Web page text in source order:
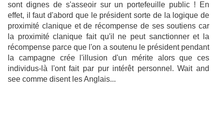
sont dignes de s'asseoir sur un portefeuille public ! En
effet, il faut d'abord que le président sorte de la logique de
proximité clanique et de récompense de ses soutiens car
la proximité clanique fait qu'il ne peut sanctionner et la
récompense parce que l'on a soutenu le président pendant
la campagne crée l'illusion d'un mérite alors que ces
individus-là l'ont fait par pur intérêt personnel. Wait and
see comme disent les Anglais...